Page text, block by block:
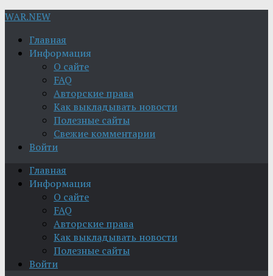
WAR.NEW
Главная
Информация
О сайте
FAQ
Авторские права
Как выкладывать новости
Полезные сайты
Свежие комментарии
Войти
Главная
Информация
О сайте
FAQ
Авторские права
Как выкладывать новости
Полезные сайты
Войти